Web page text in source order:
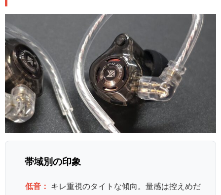
帯域別の印象
低音：
キレ重視のタイトな傾向。量感は控えめだ